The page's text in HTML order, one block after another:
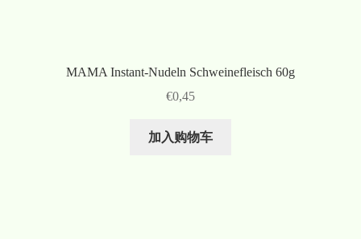
MAMA Instant-Nudeln Schweinefleisch 60g
€0,45
加入购物车